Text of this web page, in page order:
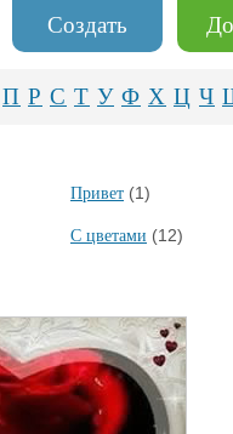
Создать
П Р С Т У Ф Х Ц Ч
Привет (1)
С цветами (12)